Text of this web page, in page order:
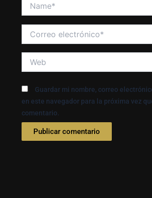
electrónico*
Guardar mi nombre, correo
en este navegador para la próxima vez
comentario.